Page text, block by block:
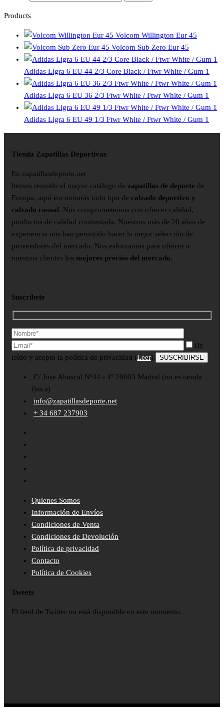
Products
Volcom Willington Eur 45
Volcom Sub Zero Eur 45
Adidas Ligra 6 EU 44 2/3 Core Black / Ftwr White / Gum 1
Adidas Ligra 6 EU 36 2/3 Ftwr White / Ftwr White / Gum 1
Adidas Ligra 6 EU 49 1/3 Ftwr White / Ftwr White / Gum 1
Tienda Zapatillas Deportivas
En zapatillasdeporte.net
hemos reunido el mayor catálogo de zapatillas de deporte de
Europa, aquí encontrarás todo tipo de calzado deportivo y
calzado casual. Nos comprometemos con ofrecer calidad,
productos de calidad contrastada. Nuestros más de 20 años de
experiencia nos han permitido hacer la mejor selección de
proveedores del mercado. Nos esforzamos para ofrecer a
nuestros clientes los mejores precios del mercado.
Suscribete
He
leído y acepto la política de privacidad (Leer).
C/ Jose Abascal Nº44 - 4º 28003 Madrid (no es tienda
física)
info@zapatillasdeporte.net
+ 34 687 237903
Quienes Somos
Información de Envíos
Condiciones de Venta
Condiciones de Devolución
Política de privacidad
Contacto
Política de Cookies
Tweets
El feed de Twitter no está disponible en este momento.